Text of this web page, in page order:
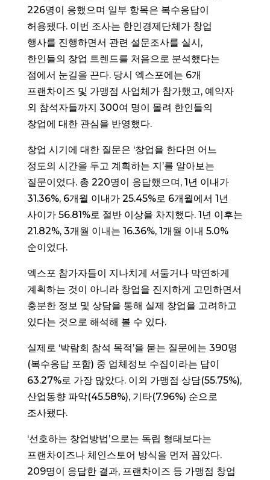
226명이 응했으며 일부 항목은 복수응답이
허용됐다. 이번 조사는 한인경제단체가 창업
행사를 진행하면서 관련 설문조사를 실시,
한인들의 창업 트렌드를 처음으로 분석했다는
점에서 눈길을 끈다. 당시 엑스포에는 6개
프랜차이즈 및 가맹점 사업체가 참가했고, 예약자
외 참석자들까지 300여 명이 몰려 한인들의
창업에 대한 관심을 반영했다.
창업 시기에 대한 질문은 ‘창업을 한다면 어느
정도의 시간을 두고 계획하는 지’를 알아보는
질문이었다. 총 220명이 응답했으며, 1년 이내가
31.36%, 6개월 이내가 25.45%로 6개월에서 1년
사이가 56.81%로 절반 이상을 차지했다. 1년 이후는
21.82%, 3개월 이내는 16.36%, 1개월 이내 5.0%
순이었다.
엑스포 참가자들이 지나치게 서둘거나 막연하게
계획하는 것이 아니라 창업을 진지하게 고민하면서
충분한 정보 및 상담을 통해 실제 창업을 고려하고
있다는 것으로 해석해 볼 수 있다.
실제로 ‘박람회 참석 목적’을 묻는 질문에는 390명
(복수응답 포함) 중 업체정보 수집이라는 답이
63.27%로 가장 많았다. 이외 가맹점 상담(55.75%),
산업동향 파악(45.58%), 기타(7.96%) 순으로
조사됐다.
‘선호하는 창업방법’으로는 독립 형태보다는
프랜차이즈나 체인스토어 방식을 먼저 꼽았다.
209명이 응답한 결과, 프랜차이즈 등 가맹점 창업